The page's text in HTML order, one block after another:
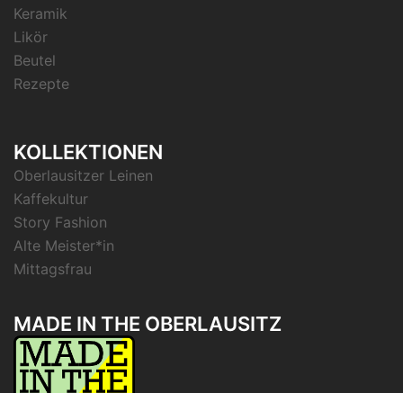
Keramik
Likör
Beutel
Rezepte
KOLLEKTIONEN
Oberlausitzer Leinen
Kaffekultur
Story Fashion
Alte Meister*in
Mittagsfrau
MADE IN THE OBERLAUSITZ